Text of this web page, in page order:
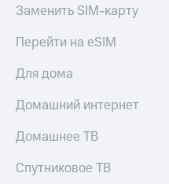
Заменить SIM-карту
Перейти на eSIM
Для дома
Домашний интернет
Домашнее ТВ
Спутниковое ТВ